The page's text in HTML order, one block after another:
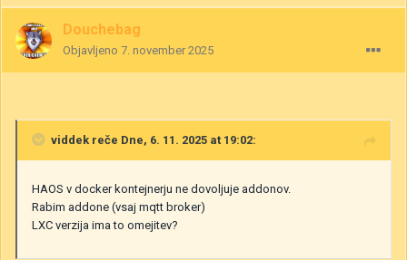
Douchebag
Objavljeno 7. november 2025
viddek reče Dne, 6. 11. 2025 at 19:02:
HAOS v docker kontejnerju ne dovoljuje addonov.
Rabim addone (vsaj mqtt broker)
LXC verzija ima to omejitev?